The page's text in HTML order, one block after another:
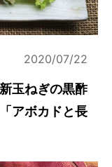
2020/07/22
玉ねぎの黒酢
アボカドと長